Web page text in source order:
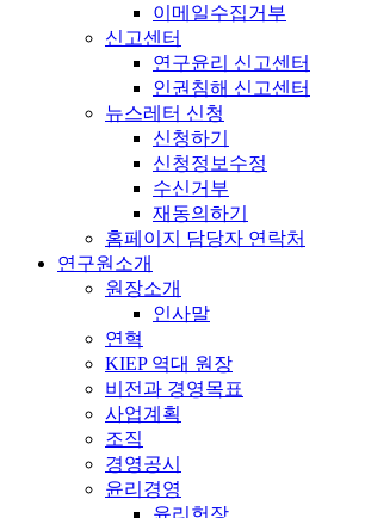
이메일수집거부
신고센터
연구윤리 신고센터
인권침해 신고센터
뉴스레터 신청
신청하기
신청정보수정
수신거부
재동의하기
홈페이지 담당자 연락처
연구원소개
원장소개
인사말
연혁
KIEP 역대 원장
비전과 경영목표
사업계획
조직
경영공시
윤리경영
윤리헌장